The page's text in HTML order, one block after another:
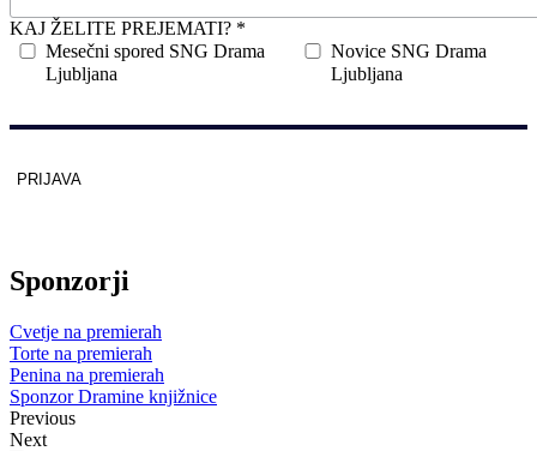
KAJ ŽELITE PREJEMATI? *
Mesečni spored SNG Drama
Ljubljana
Novice SNG Drama
Ljubljana
PRIJAVA
Sponzorji
Cvetje na premierah
Torte na premierah
Penina na premierah
Sponzor Dramine knjižnice
Previous
Next